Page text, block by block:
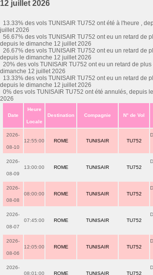
12 juillet 2026
13.33% des vols TUNISAIR TU752 ont été à l'heure ,
juillet 2026
56.67% des vols TUNISAIR TU752 ont eu un retard de
depuis le dimanche 12 juillet 2026
26.67% des vols TUNISAIR TU752 ont eu un retard de
depuis le dimanche 12 juillet 2026
20% des vols TUNISAIR TU752 ont eu un retard de
dimanche 12 juillet 2026
13.33% des vols TUNISAIR TU752 ont eu un retard de
depuis le dimanche 12 juillet 2026
0% des vols TUNISAIR TU752 ont été annulés, depuis
2026
Date
Heure
Locale
Destination Compagnie N° de Vol
2026-
08-10
12:55:00 ROME TUNISAIR TU752
2026-
08-09
13:00:00 ROME TUNISAIR TU752
2026-
08-08
08:00:00 ROME TUNISAIR TU752
2026-
08-07
07:45:00 ROME TUNISAIR TU752
2026-
08-06
12:05:00 ROME TUNISAIR TU752
2026-
08:01:00 ROME TUNISAIR TU752